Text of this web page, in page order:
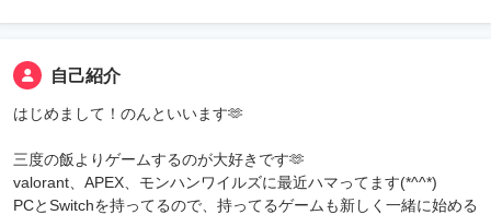
自己紹介
はじめまして！のんといいます🫶
三度の飯よりゲームするのが大好きです🫶
valorant、APEX、モンハンワイルズに最近ハマってます(*^^*)
PCとSwitchを持ってるので、持ってるゲームも新しく一緒に始める